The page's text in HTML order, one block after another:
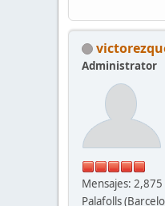
Administrator
Mensajes: 2,875
Palafolls